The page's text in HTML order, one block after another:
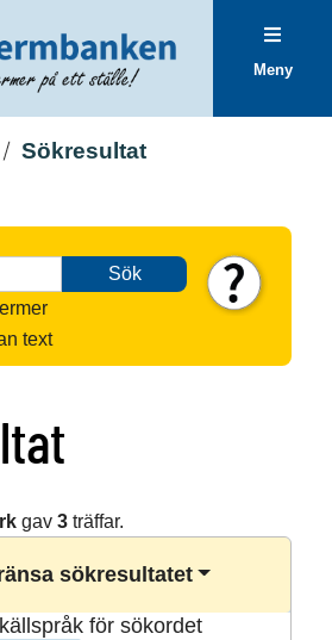
Meny
Sökresultat
Sök
text
gav 3träffar.
sökresultatet
för sökordet